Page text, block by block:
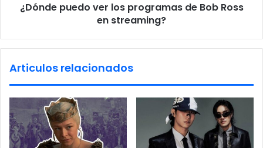
c
y
a
l
a
l
r
o
g
¿Dónde puedo ver los programas de Bob Ross
en streaming?
Articulos relacionados